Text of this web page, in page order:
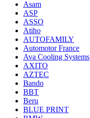
Asam
ASP
ASSO
Atiho
AUTOFAMILY
Automotor France
Ava Cooling Systems
AXITO
AZTEC
Bando
BBT
Beru
BLUE PRINT